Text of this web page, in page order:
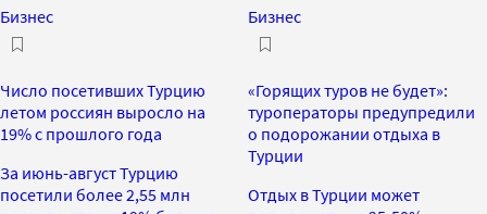
Бизнес
Число посетивших Турцию
летом россиян выросло на
19% с прошлого года
За июнь-август Турцию
посетили более 2,55 млн
Бизнес
«Горящих туров не будет»:
туроператоры предупредили
о подорожании отдыха в
Турции
Отдых в Турции может